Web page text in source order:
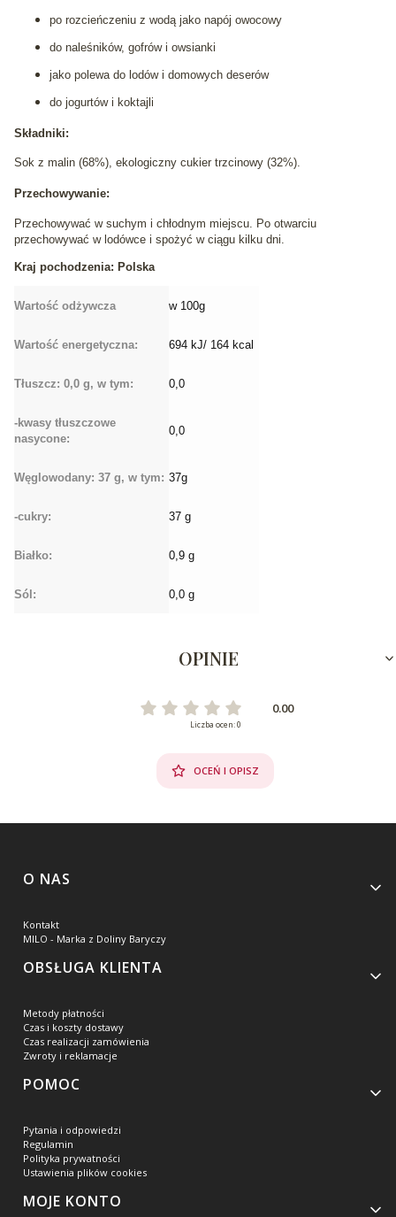
po rozcieńczeniu z wodą jako napój owocowy
do naleśników, gofrów i owsianki
jako polewa do lodów i domowych deserów
do jogurtów i koktajli
Składniki:
Sok z malin (68%), ekologiczny cukier trzcinowy (32%).
Przechowywanie:
Przechowywać w suchym i chłodnym miejscu. Po otwarciu
przechowywać w lodówce i spożyć w ciągu kilku dni.
Kraj pochodzenia: Polska
Wartość odżywcza w 100g
Wartość energetyczna: 694 kJ/ 164 kcal
Tłuszcz: 0,0 g, w tym: 0,0
-kwasy tłuszczowe
nasycone:
0,0
Węglowodany: 37 g, w tym: 37g
-cukry: 37 g
Białko: 0,9 g
Sól: 0,0 g
OPINIE
0.00
Liczba ocen: 0
OCEŃ I OPISZ
Linki w stopce
O NAS
Kontakt
MILO - Marka z Doliny Baryczy
OBSŁUGA KLIENTA
Metody płatności
Czas i koszty dostawy
Czas realizacji zamówienia
Zwroty i reklamacje
POMOC
Pytania i odpowiedzi
Regulamin
Polityka prywatności
Ustawienia plików cookies
MOJE KONTO